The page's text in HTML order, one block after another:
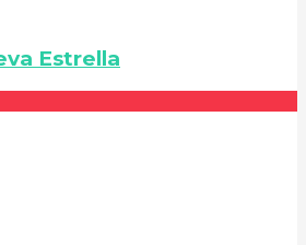
Estrella